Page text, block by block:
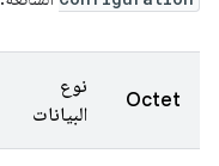
Octet
نوع
البيانات